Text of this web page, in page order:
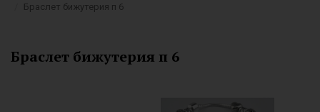
Браслет бижутерия п 6
Браслет бижутерия п 6